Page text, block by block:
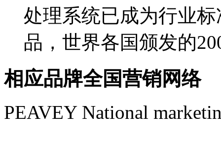
处理系统已成为行业
品，世界各国颁发的
相应品牌全国营销网络
PEAVEY National